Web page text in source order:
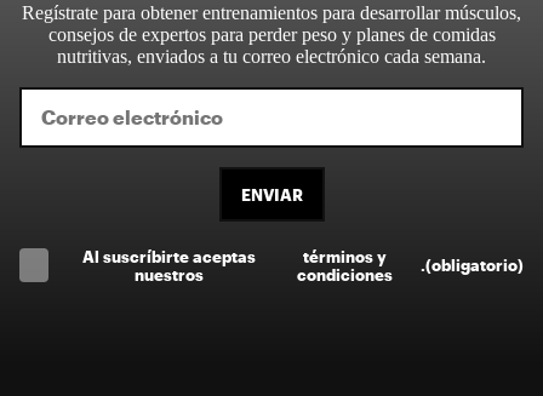
Regístrate para obtener entrenamientos para desarrollar músculos,
consejos de expertos para perder peso y planes de comidas
nutritivas, enviados a tu correo electrónico cada semana.
ENVIAR
Al suscríbirte aceptas
nuestros
términos y
condiciones
.(obligatorio)